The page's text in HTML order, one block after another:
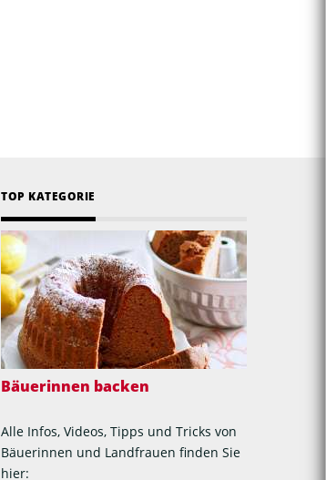
TOP KATEGORIE
Bäuerinnen backen
Alle Infos, Videos, Tipps und Tricks von
Bäuerinnen und Landfrauen finden Sie
hier: